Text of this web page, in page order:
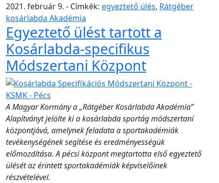
2021. február 9. - Címkék: egyeztető ülés, Rátgéber
kosárlabda Akadémia
Egyeztető ülést tartott a
Kosárlabda-specifikus
Módszertani Központ
A Magyar Kormány a „Rátgéber Kosárlabda Akadémia”
Alapítványt jelölte ki a kosárlabda sportág módszertani
központjává, amelynek feladata a sportakadémiák
tevékenységének segítése és eredményességük
előmozdítása. A pécsi központ megtartotta első egyeztető
ülését az érintett sportakadémiák képviselőinek
részvételével.